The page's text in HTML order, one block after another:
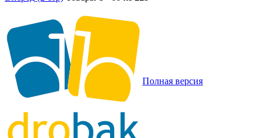
Полная версия